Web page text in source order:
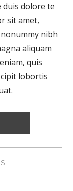
duis dolore te
sit amet,
nibh
aliquam
quis
lobortis